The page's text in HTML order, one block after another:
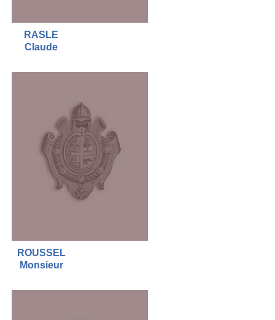
RASLE
Claude
ROUSSEL
Monsieur